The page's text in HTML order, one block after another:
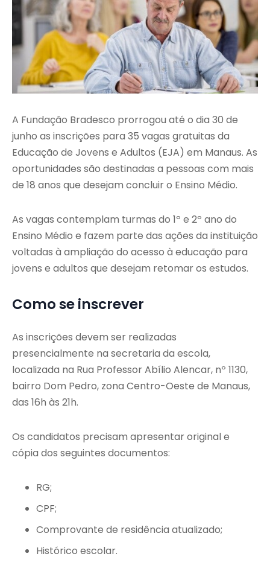
A Fundação Bradesco prorrogou até o dia 30 de
junho as inscrições para 35 vagas gratuitas da
Educação de Jovens e Adultos (EJA) em Manaus. As
oportunidades são destinadas a pessoas com mais
de 18 anos que desejam concluir o Ensino Médio.
As vagas contemplam turmas do 1º e 2º ano do
Ensino Médio e fazem parte das ações da instituição
voltadas à ampliação do acesso à educação para
jovens e adultos que desejam retomar os estudos.
Como se inscrever
As inscrições devem ser realizadas
presencialmente na secretaria da escola,
localizada na Rua Professor Abílio Alencar, nº 1130,
bairro Dom Pedro, zona Centro-Oeste de Manaus,
das 16h às 21h.
Os candidatos precisam apresentar original e
cópia dos seguintes documentos:
RG;
CPF;
Comprovante de residência atualizado;
Histórico escolar.